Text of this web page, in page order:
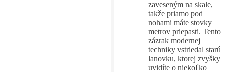
zaveseným na skale,
takže priamo pod
nohami máte stovky
metrov priepasti. Tento
zázrak modernej
techniky vstriedal starú
lanovku, ktorej zvyšky
uvidíte o niekoľko